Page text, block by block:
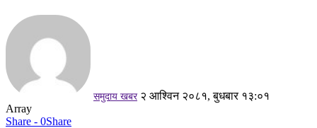
समुदाय खबर २ आश्विन २०८१, बुधबार १३:०१
Array
Share - 0Share